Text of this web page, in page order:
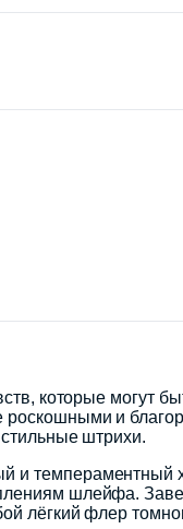
которые могут
и
штрихи.
темпераментный
шлейфа.
лёгкий флер